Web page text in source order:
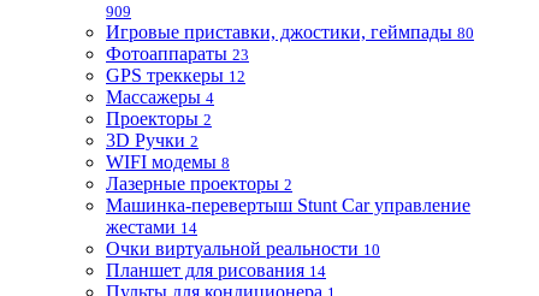
909
Игровые приставки, джостики, геймпады 80
Фотоаппараты 23
GPS треккеры 12
Массажеры 4
Проекторы 2
3D Ручки 2
WIFI модемы 8
Лазерные проекторы 2
Машинка-перевертыш Stunt Car управление
жестами 14
Очки виртуальной реальности 10
Планшет для рисования 14
Пульты для кондиционера